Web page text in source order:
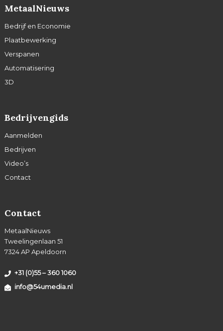
MetaalNieuws
Bedrijf en Economie
Plaatbewerking
Verspanen
Automatisering
3D
Bedrijvengids
Aanmelden
Bedrijven
Video’s
Contact
Contact
MetaalNieuws
Tweelingenlaan 51
7324 AP Apeldoorn
+31 (0)55 – 360 1060
info@54umedia.nl